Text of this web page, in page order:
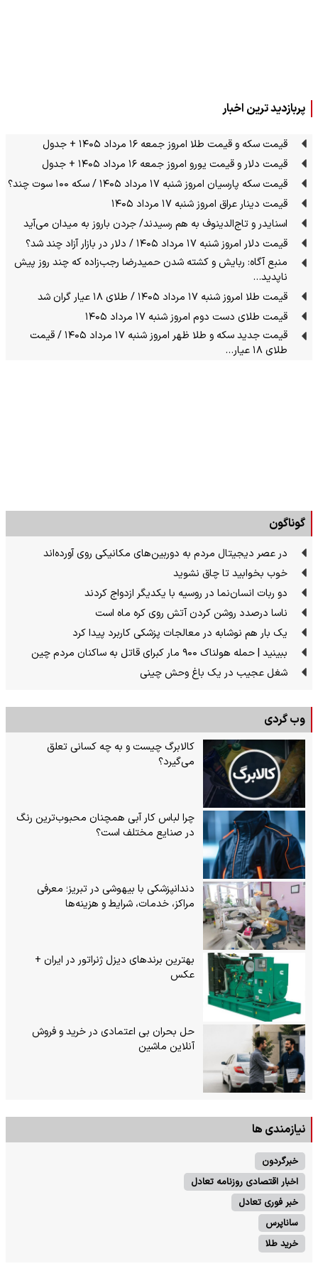
پربازدید ترین اخبار
قیمت سکه و قیمت طلا امروز جمعه ۱۶ مرداد ۱۴۰۵ + جدول
قیمت دلار و قیمت یورو امروز جمعه ۱۶ مرداد ۱۴۰۵ + جدول
قیمت سکه پارسیان امروز شنبه ۱۷ مرداد ۱۴۰۵ / سکه ۱۰۰ سوت چند؟
قیمت دینار عراق امروز شنبه ۱۷ مرداد ۱۴۰۵
اسنایدر و تاج‌الدینوف به هم رسیدند/ جردن باروز به میدان می‌آید
قیمت دلار امروز شنبه ۱۷ مرداد ۱۴۰۵ / دلار در بازار آزاد چند شد؟
منبع آگاه: ربایش و کشته شدن حمیدرضا رجب‌زاده که چند روز پیش
ناپدید…
قیمت طلا امروز شنبه ۱۷ مرداد ۱۴۰۵ / طلای ۱۸ عیار گران شد
قیمت طلای دست دوم امروز شنبه ۱۷ مرداد ۱۴۰۵
قیمت جدید سکه و طلا ظهر امروز شنبه ۱۷ مرداد ۱۴۰۵ / قیمت
طلای ۱۸ عیار…
گوناگون
در عصر دیجیتال مردم به دوربین‌های مکانیکی روی آورده‌اند
خوب بخوابید تا چاق نشوید
دو ربات انسان‌نما در روسیه با یکدیگر ازدواج کردند
ناسا درصدد روشن کردن آتش روی کره ماه است
یک بار هم نوشابه در معالجات پزشکی کاربرد پیدا کرد
ببینید | حمله هولناک ۹۰۰ مار کبرای قاتل به ساکنان مردم چین
شغل عجیب در یک باغ وحش چینی
وب گردی
کالابرگ چیست و به چه کسانی تعلق
می‌گیرد؟
چرا لباس کار آبی همچنان محبوب‌ترین رنگ
در صنایع مختلف است؟
دندانپزشکی با بیهوشی در تبریز؛ معرفی
مراکز، خدمات، شرایط و هزینه‌ها
بهترین برندهای دیزل ژنراتور در ایران +
عکس
حل بحران بی‌ اعتمادی در خرید و فروش
آنلاین ماشین
نیازمندی ها
خبرگردون
اخبار اقتصادی روزنامه تعادل
خبر فوری تعادل
ساناپرس
خرید طلا